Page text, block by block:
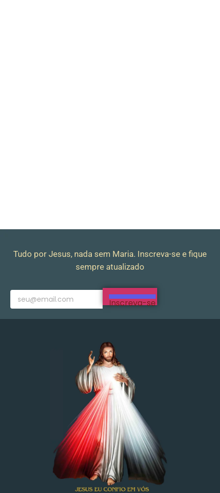
Tudo por Jesus, nada sem Maria. Inscreva-se e fique
sempre atualizado
Inscreva-se